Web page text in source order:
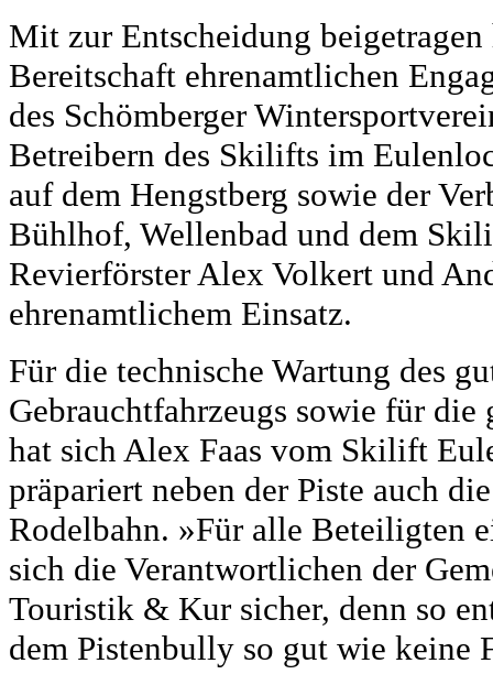
Mit zur Entscheidung
Bereitschaft ehrenamtlichen
des Schömberger
Betreibern des Skilifts im
auf dem Hengstberg sowie der
Bühlhof, Wellenbad und dem
Revierförster Alex Volkert und
ehrenamtlichem Einsatz.
Für die technische Wartung des
Gebrauchtfahrzeugs sowie für
hat sich Alex Faas vom Skilift
präpariert neben der Piste auch
Rodelbahn. »Für alle Beteiligten
sich die Verantwortlichen der
Touristik & Kur sicher, denn so
dem Pistenbully so gut wie keine